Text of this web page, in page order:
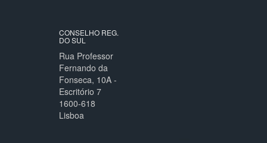
CONSELHO REG.
DO SUL
Rua Professor
Fernando da
Fonseca, 10A -
Escritório 7
1600-618
Lisboa